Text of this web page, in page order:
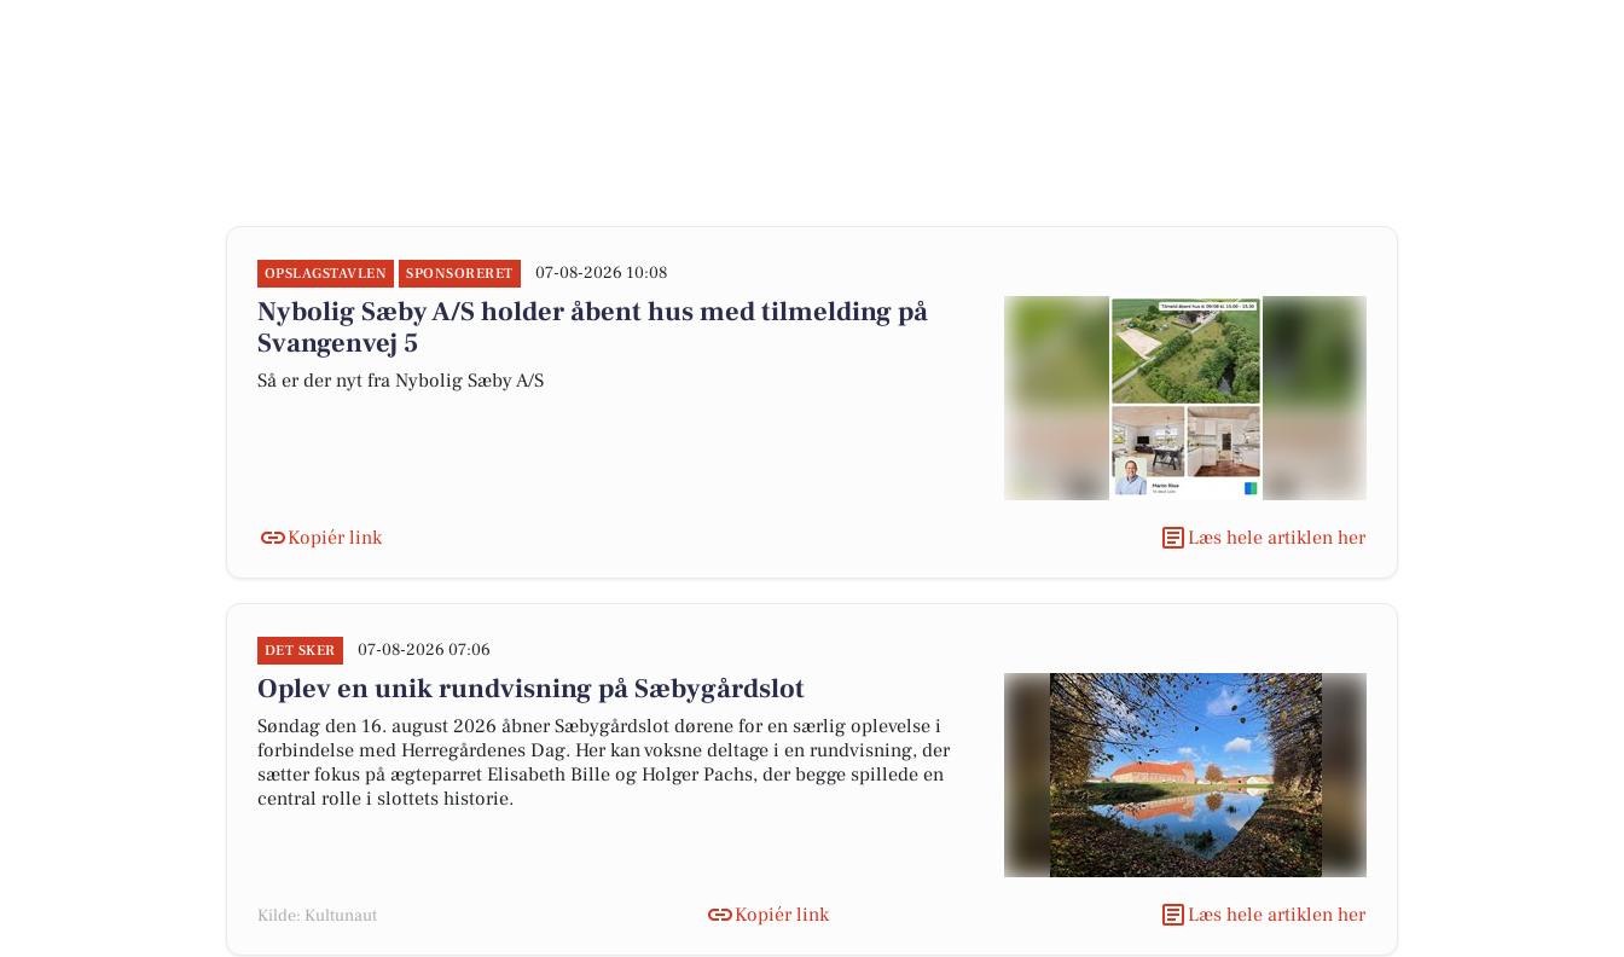
OPSLAGSTAVLEN SPONSORERET 07-08-2026 10:08
Nybolig Sæby A/S holder åbent hus med tilmelding på
Svangenvej 5
Så er der nyt fra Nybolig Sæby A/S
Kopiér link Læs hele artiklen her
DET SKER 07-08-2026 07:06
Oplev en unik rundvisning på Sæbygårdslot
Søndag den 16. august 2026 åbner Sæbygårdslot dørene for en særlig oplevelse i
forbindelse med Herregårdenes Dag. Her kan voksne deltage i en rundvisning, der
sætter fokus på ægteparret Elisabeth Bille og Holger Pachs, der begge spillede en
central rolle i slottets historie.
Kilde: Kultunaut Kopiér link Læs hele artiklen her